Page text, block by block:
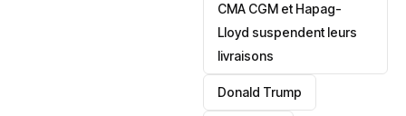
CMA CGM et Hapag-
Lloyd suspendent leurs
livraisons
Donald Trump